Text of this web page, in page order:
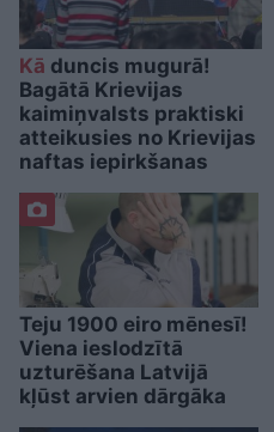
Kā duncis mugurā!
Bagātā Krievijas
kaimiņvalsts praktiski
atteikusies no Krievijas
naftas iepirkšanas
Teju 1900 eiro mēnesī!
Viena ieslodzītā
uzturēšana Latvijā
kļūst arvien dārgāka